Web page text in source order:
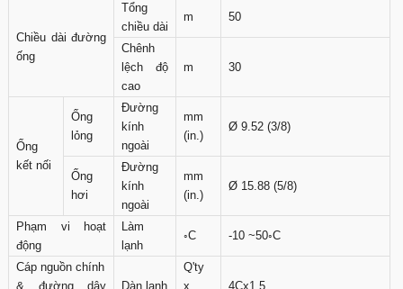
Chiều dài đường
ống
Tổng
chiều dài
m 50
Chênh
lệch độ
cao
m 30
Ống
kết nối
Ống
lỏng
Đường
kính
ngoài
mm
(in.)
Ø 9.52 (3/8)
Ống
hơi
Đường
kính
ngoài
mm
(in.)
Ø 15.88 (5/8)
Phạm vi hoạt
động
Làm
lạnh
◦C -10 ~50◦C
Cáp nguồn chính
& đường dây
Dàn lạnh
Q'ty
x
4Cx1.5